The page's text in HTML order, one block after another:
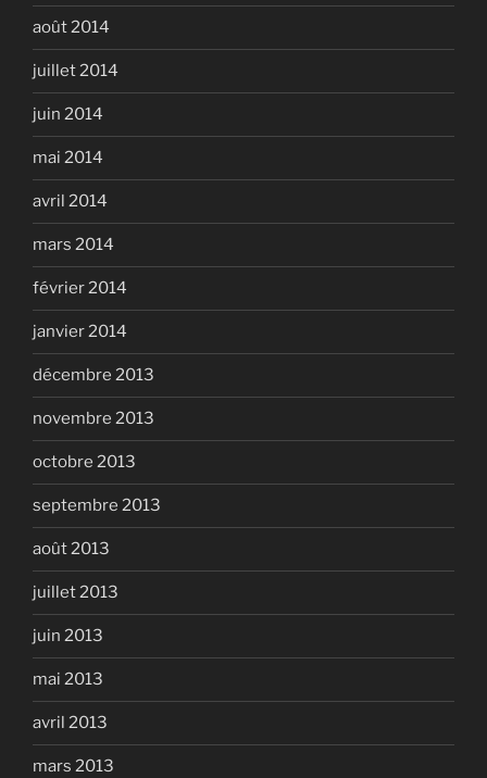
août 2014
juillet 2014
juin 2014
mai 2014
avril 2014
mars 2014
février 2014
janvier 2014
décembre 2013
novembre 2013
octobre 2013
septembre 2013
août 2013
juillet 2013
juin 2013
mai 2013
avril 2013
mars 2013